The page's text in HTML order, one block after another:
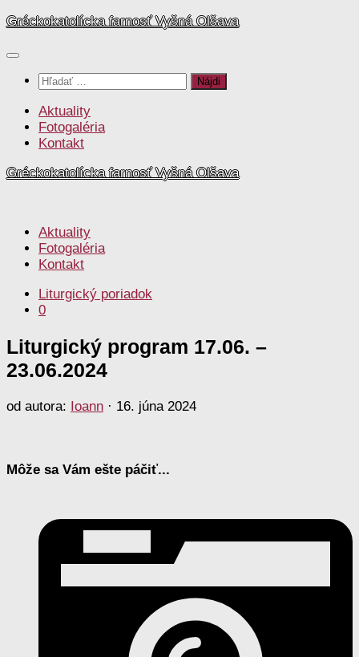
Preskočiť
obsah
Gréckokatolícka farnosť Vyšná Olšava
Hľadať:
Aktuality
Fotogaléria
Kontakt
Gréckokatolícka farnosť Vyšná Olšava
Aktuality
Fotogaléria
Kontakt
Liturgický poriadok
0
Liturgický program 17.06. –
23.06.2024
od autora: Ioann · 16. júna 2024
Môže sa Vám ešte páčiť...